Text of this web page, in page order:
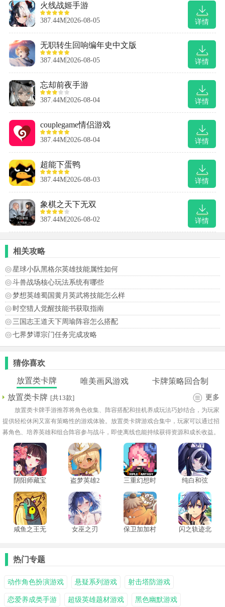
详情
火线战姬手游
387.44M 2026-08-05
详情
无职转生回响编年史中文版
387.44M 2026-08-05
详情
忘却前夜手游
387.44M 2026-08-04
详情
couplegame情侣游戏
387.44M 2026-08-04
详情
超能下蛋鸭
387.44M 2026-08-03
详情
象棋之天下无双
387.44M 2026-08-02
相关攻略
星球小队黑格尔英雄技能属性如何
斗兽战场核心玩法系统有哪些
梦想英雄蜀国黄月英武将技能怎么样
时空猎人觉醒技能书获取指南
三国志王道天下周瑜阵容怎么搭配
七界梦谭宗门任务完成攻略
猜你喜欢
放置类卡牌 唯美画风游戏
卡牌策略回合制
放置类卡牌 [共13款] 更多
放置类卡牌手游推荐将角色收集、阵容搭配和挂机养成玩法巧妙结合，为玩家
提供轻松休闲又富有策略性的游戏体验。放置类卡牌游戏合集中，玩家可以通过招
募角色、培养英雄和组合阵容参与战斗，即使离线也能持续获得资源和成长收益。
放置类卡牌回合制游戏大全拥有低负担、高回报的特点，是许多玩家喜爱的原因。
阴阳师藏宝
盗梦英雄2
三重幻想时
纯白和弦
咸鱼之王无
女巫之刃 保卫加加村
闪之轨迹北
热门专题
动作角色扮演游戏 悬疑系列游戏 射击塔防游戏
恋爱养成类手游 超级英雄题材游戏 黑色幽默游戏